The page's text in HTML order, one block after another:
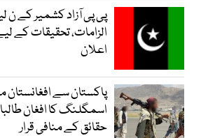
پی پی آزاد کشمیر کے ن
الزامات، تحقیقات کے
اعلان
پاکستان سے افغانستان
اسمگلنگ کا افغان
حقائق کے منافی قرار